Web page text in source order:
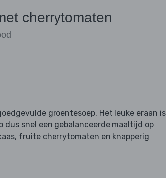
cherrytomaten
groentesoep. Het leuke eraan is
snel een gebalanceerde maaltijd op
fruite cherrytomaten en knapperig